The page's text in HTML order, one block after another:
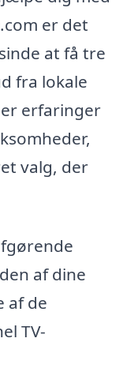
er det
at få tre
fra lokale
erfaringer
valg, der
af dine
af de
TV-